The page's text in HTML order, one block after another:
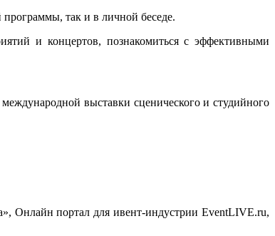
так и в личной беседе.
и концертов, познакомиться с эффективными
выставки сценического и студийного
Онлайн портал для ивент-индустрии EventLIVE.ru,